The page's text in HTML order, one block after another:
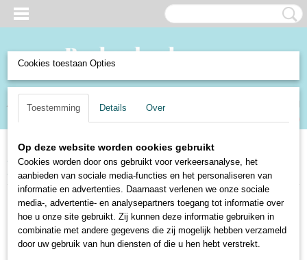
Inloggen Registreren
(0)
Home>Boeken en Strips> Strips>Merho>Kiekeboe>Kiekeboe - 47.
De taart - Merho
Cookies toestaan Opties
Toestemming Details Over
Op deze website worden cookies gebruikt
Cookies worden door ons gebruikt voor verkeersanalyse, het
aanbieden van sociale media-functies en het personaliseren van
informatie en advertenties. Daarnaast verlenen we onze sociale
media-, advertentie- en analysepartners toegang tot informatie over
hoe u onze site gebruikt. Zij kunnen deze informatie gebruiken in
combinatie met andere gegevens die zij mogelijk hebben verzameld
door uw gebruik van hun diensten of die u hen hebt verstrekt.